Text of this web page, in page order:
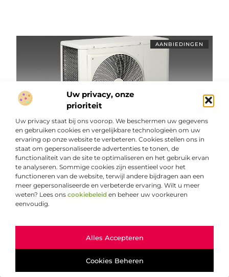
Uw privacy, onze
prioriteit
Uw privacy staat bij ons voorop. We beschermen uw gegevens
en gebruiken cookies en vergelijkbare technologieën om uw
ervaring op onze website te verbeteren. Cookies stellen ons in
staat om gepersonaliseerde advertenties te tonen, de
functionaliteit van de site te optimaliseren en het gebruik ervan
te analyseren. Sommige cookies zijn essentieel voor het
functioneren van de website, terwijl andere bijdragen aan een
meer gepersonaliseerde en verbeterde ervaring. Wilt u meer
weten? Lees ons cookiebeleid en beheer uw voorkeuren
eenvoudig.
Alles Accepteren
Cookies Beheren
AANBIEDINGEN
Hoe beveilig ik mijn koelinstallatie?
In de moderne wereld zijn koelinstallaties essentieel voor
tal van industrieën, van de voedselverwerking tot de
farmaceutische sector. Het is daarom van cruciaal belang
...